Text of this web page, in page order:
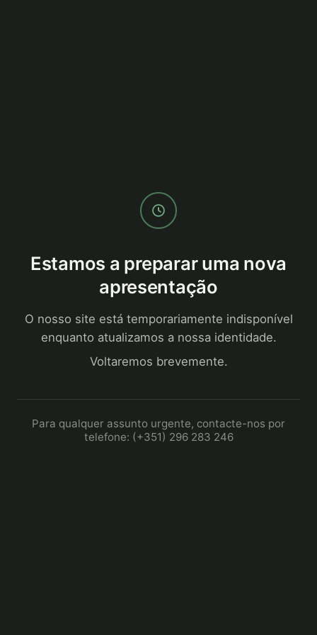
Estamos a preparar uma nova
apresentação
O nosso site está temporariamente indisponível
enquanto atualizamos a nossa identidade.
Voltaremos brevemente.
Para qualquer assunto urgente, contacte-nos por
telefone: (+351) 296 283 246